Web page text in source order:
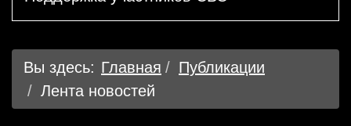
Вы здесь: Главная
Публикации
Лента новостей